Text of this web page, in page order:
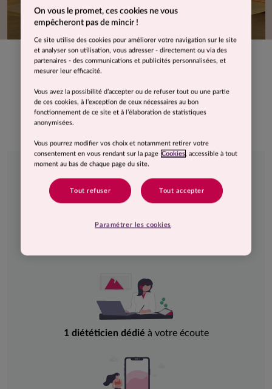
FEMME HOMME
Les 3 garanties
COMME J'AIME :
On s'occupe de vous
1 diététicien dédié à votre écoute
On vous le promet, ces cookies ne vous
empêcheront pas de mincir !
Ce site utilise des cookies pour améliorer votre navigation sur le site
et analyser son utilisation, vous adresser - directement ou via des
partenaires - des communications et publicités personnalisées, et
mesurer leur efficacité.
Vous avez la possibilité d’accepter ou de refuser tout ou une partie
de ces cookies, à l’exception de ceux nécessaires au bon
fonctionnement de ce site et à l’élaboration de statistiques
anonymisées.
Vous pourrez modifier vos choix et notamment retirer votre
consentement en vous rendant sur la page Cookies, accessible à tout
moment au bas de chaque page du site.
Tout refuser Tout accepter
Paramétrer les cookies